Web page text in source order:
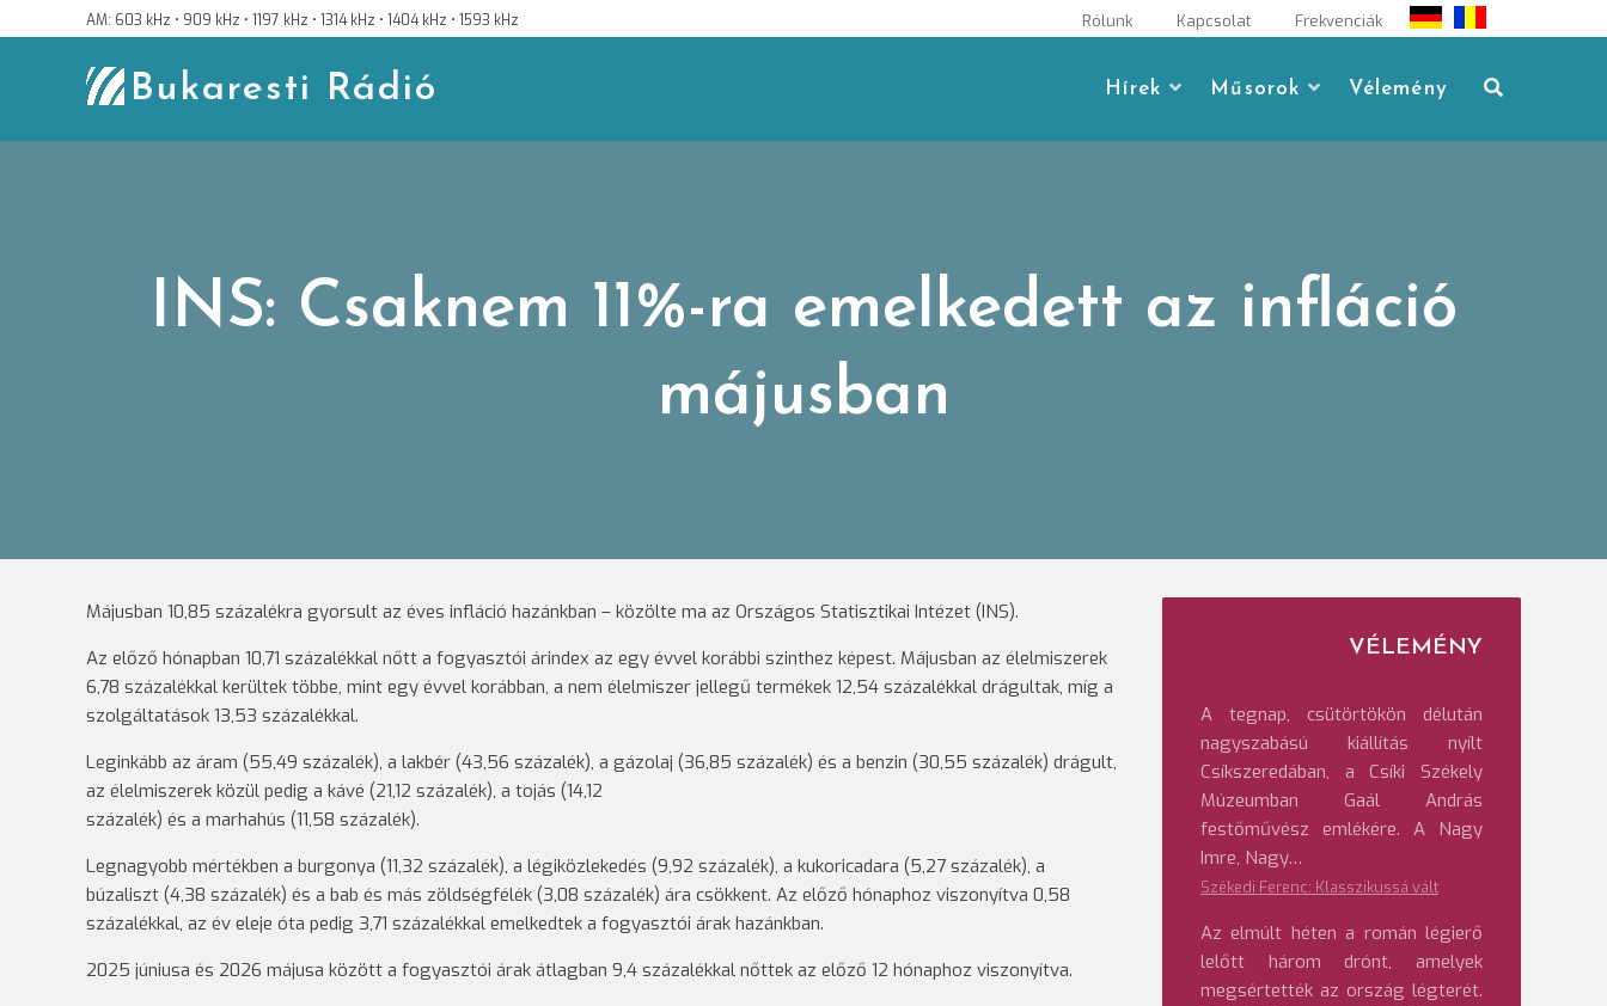
to
AM: 603 kHz • 909 kHz • 1197 kHz • 1314 kHz • 1404 kHz • 1593 kHz Rólunk Kapcsolat Frekvenciák
Bukaresti Rádió Hírek Műsorok Vélemény
INS: Csaknem 11%-ra emelkedett az infláció
májusban
Májusban 10,85 százalékra gyorsult az éves infláció hazánkban – közölte ma az Országos Statisztikai Intézet (INS).
Az előző hónapban 10,71 százalékkal nőtt a fogyasztói árindex az egy évvel korábbi szinthez képest. Májusban az élelmiszerek
6,78 százalékkal kerültek többe, mint egy évvel korábban, a nem élelmiszer jellegű termékek 12,54 százalékkal drágultak, míg a
szolgáltatások 13,53 százalékkal.
Leginkább az áram (55,49 százalék), a lakbér (43,56 százalék), a gázolaj (36,85 százalék) és a benzin (30,55 százalék) drágult,
az élelmiszerek közül pedig a kávé (21,12 százalék), a tojás (14,12
százalék) és a marhahús (11,58 százalék).
Legnagyobb mértékben a burgonya (11,32 százalék), a légiközlekedés (9,92 százalék), a kukoricadara (5,27 százalék), a
búzaliszt (4,38 százalék) és a bab és más zöldségfélék (3,08 százalék) ára csökkent. Az előző hónaphoz viszonyítva 0,58
százalékkal, az év eleje óta pedig 3,71 százalékkal emelkedtek a fogyasztói árak hazánkban.
2025 júniusa és 2026 májusa között a fogyasztói árak átlagban 9,4 százalékkal nőttek az előző 12 hónaphoz viszonyítva.
VÉLEMÉNY
A tegnap, csütörtökön délután
nagyszabású kiállítás nyílt
Csíkszeredában, a Csíki Székely
Múzeumban Gaál András
festőművész emlékére. A Nagy
Imre, Nagy…
Székedi Ferenc: Klasszikussá vált
Az elmúlt héten a román légierő
lelőtt három drónt, amelyek
megsértették az ország légterét.